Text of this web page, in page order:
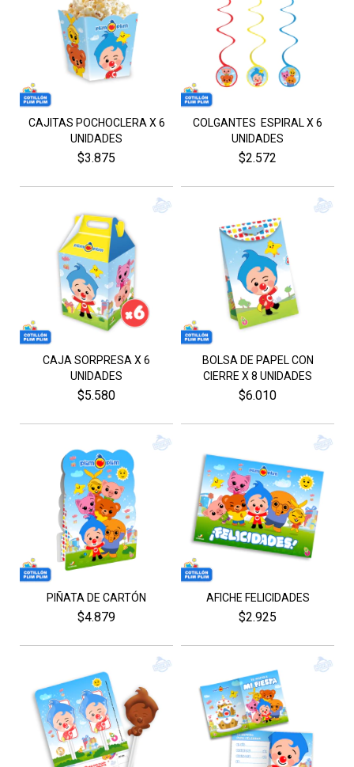
CAJITAS POCHOCLERA X 6
UNIDADES
$3.875
COLGANTES ESPIRAL X 6
UNIDADES
$2.572
CAJA SORPRESA X 6
UNIDADES
$5.580
BOLSA DE PAPEL CON
CIERRE X 8 UNIDADES
$6.010
PIÑATA DE CARTÓN
$4.879
AFICHE FELICIDADES
$2.925